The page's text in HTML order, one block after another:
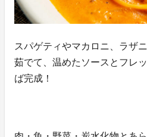
スパゲティやマカロニ、ラザ
茹でて、温めたソースとフレ
ば完成！